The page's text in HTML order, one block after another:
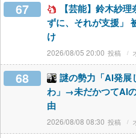
67
【芸能】鈴木紗
ずに、それが支援」
け
2026/08/05 20:00
68
謎の勢力「AI発展
わ」→未だかつてAI
由
2026/08/08 08:30